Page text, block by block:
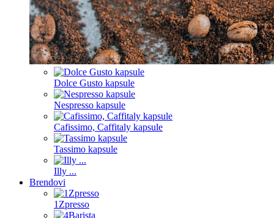
Dolce Gusto kapsule
Nespresso kapsule
Cafissimo, Caffitaly kapsule
Tassimo kapsule
Illy ...
Brendovi
1Zpresso